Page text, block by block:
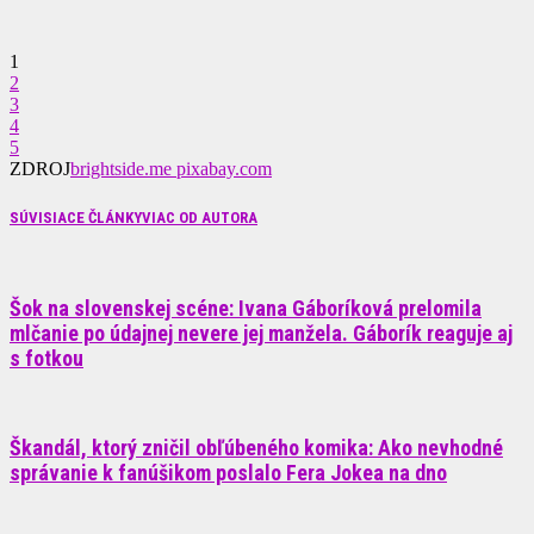
1
2
3
4
5
ZDROJbrightside.me pixabay.com
SÚVISIACE ČLÁNKYVIAC OD AUTORA
Šok na slovenskej scéne: Ivana Gáboríková prelomila
mlčanie po údajnej nevere jej manžela. Gáborík reaguje aj
s fotkou
Škandál, ktorý zničil obľúbeného komika: Ako nevhodné
správanie k fanúšikom poslalo Fera Jokea na dno